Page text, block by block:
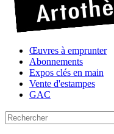
Œuvres à emprunter
Abonnements
Expos clés en main
Vente d'estampes
GAC